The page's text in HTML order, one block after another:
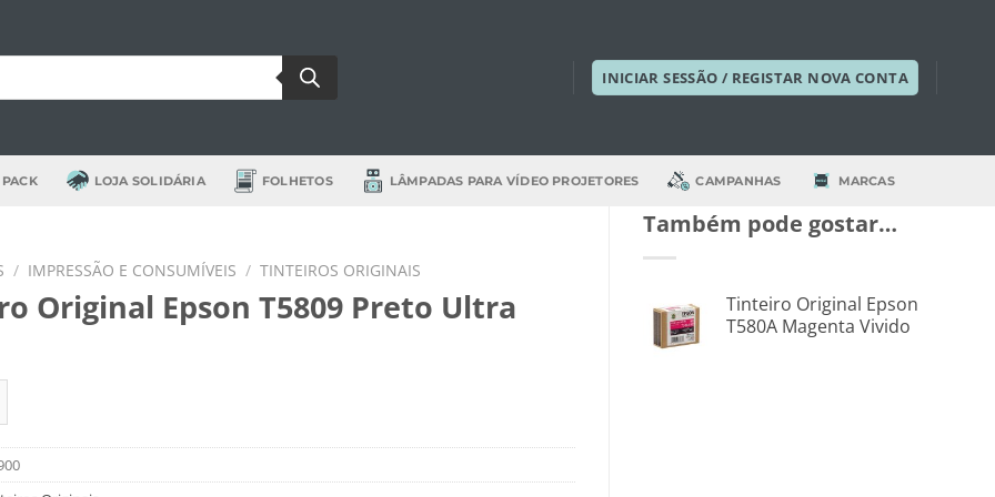
INICIAR SESSÃO / REGISTAR NOVA CONTA
LOJA SOLIDÁRIA FOLHETOS LÂMPADAS PARA VÍDEO PROJETORES CAMPANHAS MARCAS
Também pode gostar…
Tinteiro Original Epson
T580A Magenta Vivido
/ IMPRESSÃO E CONSUMÍVEIS / TINTEIROS ORIGINAIS
Original Epson T5809 Preto Ultra
de Tinteiro Original Epson T5809 Preto Ultra Claro